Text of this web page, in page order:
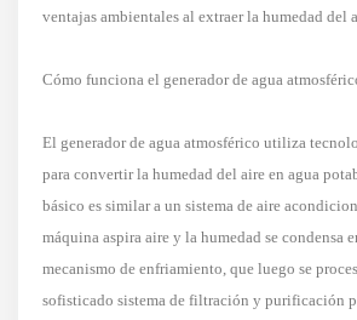
ventajas ambientales al extraer la humedad del
Cómo funciona el generador de agua
El generador de agua atmosférico utiliza
para convertir la humedad del aire en agua
básico es similar a un sistema de aire
máquina aspira aire y la humedad se condensa
mecanismo de enfriamiento, que luego se
sofisticado sistema de filtración y purificación